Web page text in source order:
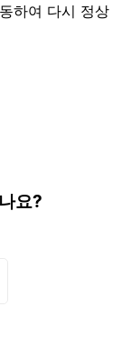
하여 다시 정상
요?